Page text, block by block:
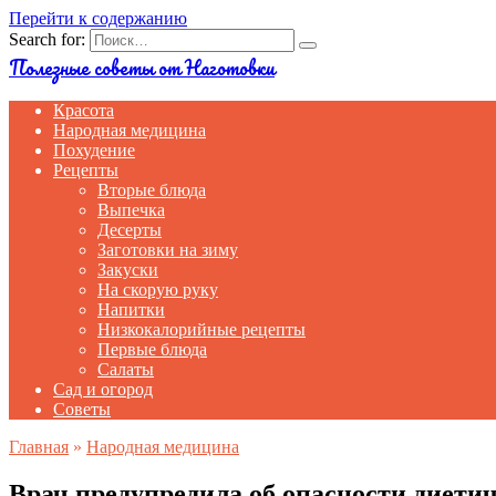
Перейти к содержанию
Search for:
Полезные советы от Наготовки
Красота
Народная медицина
Похудение
Рецепты
Вторые блюда
Выпечка
Десерты
Заготовки на зиму
Закуски
На скорую руку
Напитки
Низкокалорийные рецепты
Первые блюда
Салаты
Сад и огород
Советы
Главная » Народная медицина